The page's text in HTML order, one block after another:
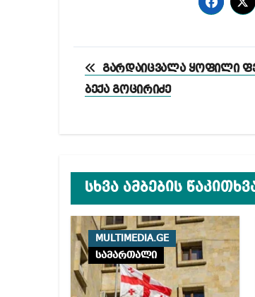
პოსტის
ნავიგაცია
გარდაიცვალა ყოფილი
ბექა გოცირიძე
სხვა ამბების
MULTIMEDIA.GE
სამართალი